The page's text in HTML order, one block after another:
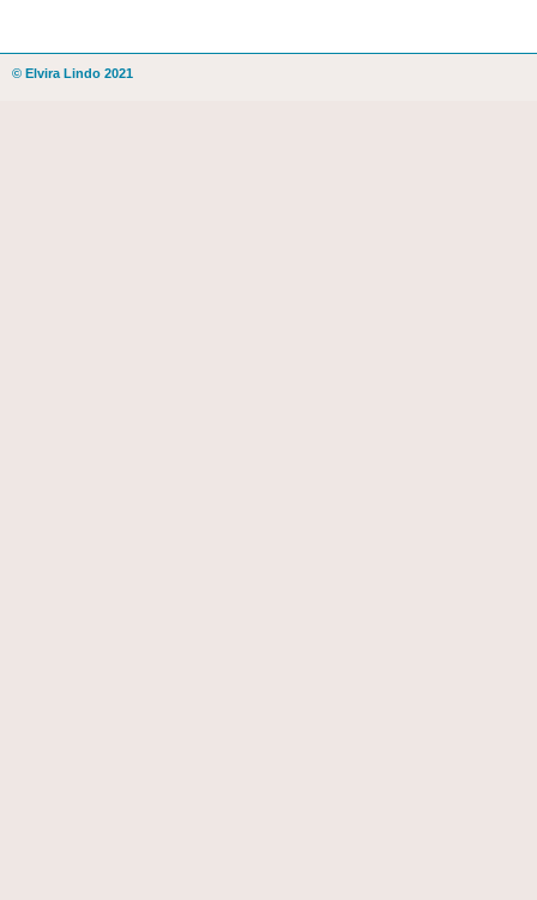
© Elvira Lindo 2021